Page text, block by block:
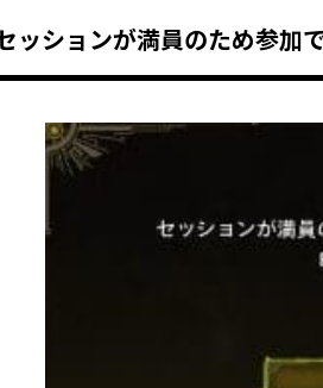
ションが満員のため参加で